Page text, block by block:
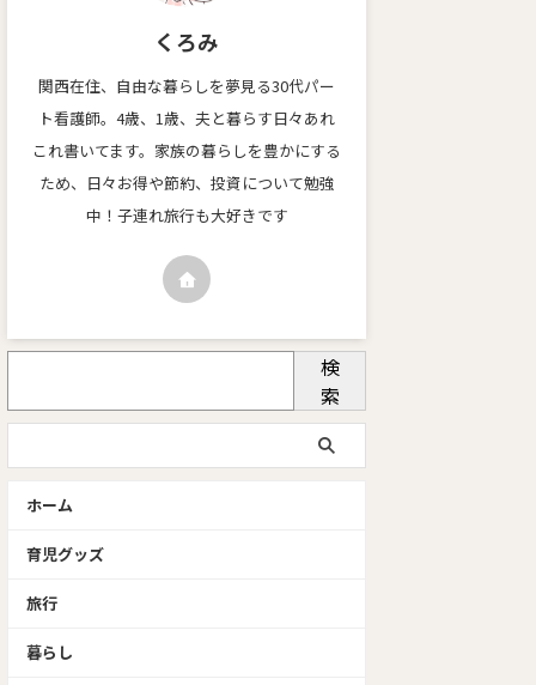
くろみ
関西在住、自由な暮らしを夢見る30代パー
ト看護師。4歳、1歳、夫と暮らす日々あれ
これ書いてます。家族の暮らしを豊かにする
ため、日々お得や節約、投資について勉強
中！子連れ旅行も大好きです
検
索
ホーム
育児グッズ
旅行
暮らし